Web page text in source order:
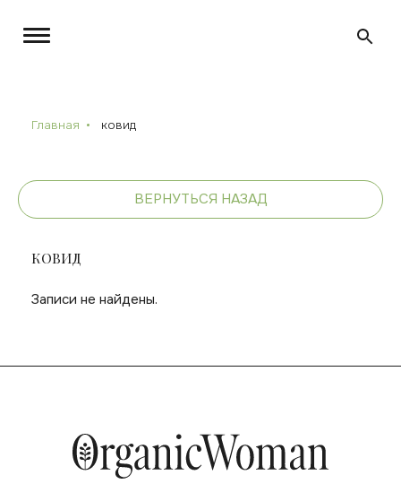
Главная ковид
ВЕРНУТЬСЯ НАЗАД
КОВИД
Записи не найдены.